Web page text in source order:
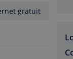
gratuit